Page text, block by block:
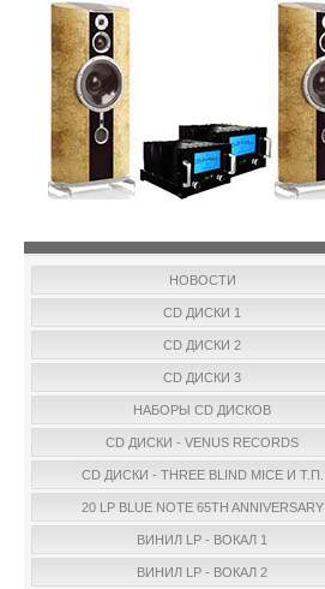
НОВОСТИ
CD ДИСКИ 1
CD ДИСКИ 2
CD ДИСКИ 3
НАБОРЫ CD ДИСКОВ
CD ДИСКИ - VENUS RECORDS
CD ДИСКИ - THREE BLIND MICE И Т.П.
20 LP BLUE NOTE 65TH ANNIVERSARY
ВИНИЛ LP - ВОКАЛ 1
ВИНИЛ LP - ВОКАЛ 2